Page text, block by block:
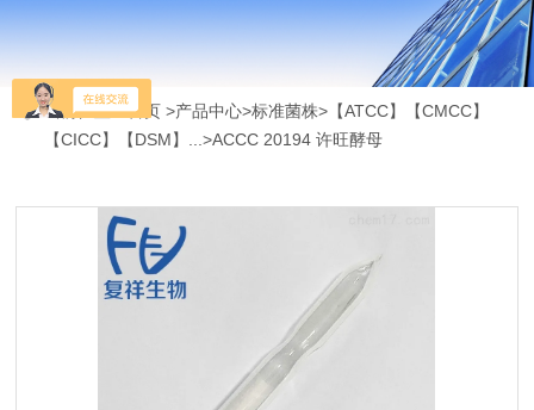
当前位置：首页>产品中心>标准菌株> 【ATCC】【CMCC】
【CICC】【DSM】...>ACCC 20194 许旺酵母